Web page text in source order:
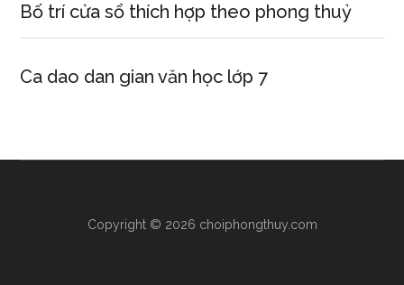
Bố trí cửa sổ thích hợp theo phong thuỷ
Ca dao dan gian văn học lớp 7
Copyright © 2026 choiphongthuy.com